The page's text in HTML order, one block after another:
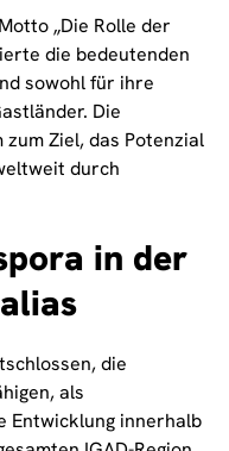
„Die Rolle der
die bedeutenden
sowohl für ihre
Die
Ziel, das Potenzial
durch
in der
die
als
Entwicklung innerhalb